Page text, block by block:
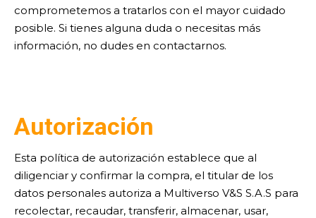
comprometemos a tratarlos con el mayor cuidado
posible. Si tienes alguna duda o necesitas más
información, no dudes en contactarnos.
Autorización
Esta política de autorización establece que al
diligenciar y confirmar la compra, el titular de los
datos personales autoriza a Multiverso V&S S.A.S para
recolectar, recaudar, transferir, almacenar, usar,